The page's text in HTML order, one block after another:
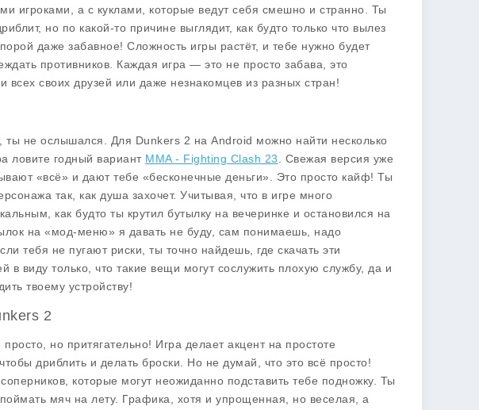
игроками, а с куклами, которые ведут себя смешно и странно. Ты
но по какой-то причине выглядит, как будто только что вылез
даже забавное! Сложность игры растёт, и тебе нужно будет
противников. Каждая игра — это не просто забава, это
всех своих друзей или даже незнакомцев из разных стран!
ты не ослышался. Для Dunkers 2 на Android можно найти несколько
ловите годный вариант MMA - Fighting Clash 23 . Свежая версия уже
«всё» и дают тебе «бесконечные деньги». Это просто кайф! Ты
так, как душа захочет. Учитывая, что в игре много
как будто ты крутил бутылку на вечеринке и остановился на
на «мод-меню» я давать не буду, сам понимаешь, надо
тебя не пугают риски, ты точно найдешь, где скачать эти
виду только, что такие вещи могут сослужить плохую службу, да и
твоему устройству!
2
просто, но притягательно! Игра делает акцент на простоте
дриблить и делать броски. Но не думай, что это всё просто!
которые могут неожиданно подставить тебе подножку. Ты
мяч на лету. Графика, хотя и упрощенная, но веселая, а